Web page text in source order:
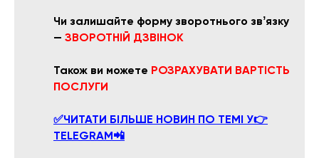
Чи залишайте форму зворотнього звʼязку
— ЗВОРОТНІЙ ДЗВІНОК
Також ви можете РОЗРАХУВАТИ ВАРТІСТЬ
ПОСЛУГИ
✅ЧИТАТИ БІЛЬШЕ НОВИН ПО ТЕМІ У👉
TELEGRAM📲